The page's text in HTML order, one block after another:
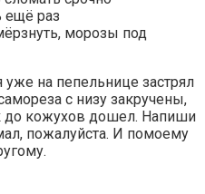
ещё раз
морозы под
уже на пепельнице застрял
с низу закручены,
до кожухов дошел. Напиши
пожалуйста. И помоему